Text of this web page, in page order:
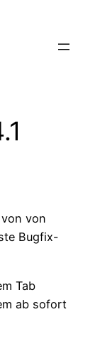
von
Bugfix-
Tab
ab sofort